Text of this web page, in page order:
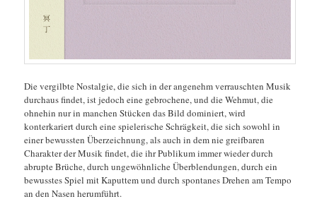
Die vergilbte Nostalgie, die sich in der angenehm verrauschten Musik
durchaus findet, ist jedoch eine gebrochene, und die Wehmut, die
ohnehin nur in manchen Stücken das Bild dominiert, wird
konterkariert durch eine spielerische Schrägkeit, die sich sowohl in
einer bewussten Überzeichnung, als auch in dem nie greifbaren
Charakter der Musik findet, die ihr Publikum immer wieder durch
abrupte Brüche, durch ungewöhnliche Überblendungen, durch ein
bewusstes Spiel mit Kaputtem und durch spontanes Drehen am Tempo
an den Nasen herumführt.